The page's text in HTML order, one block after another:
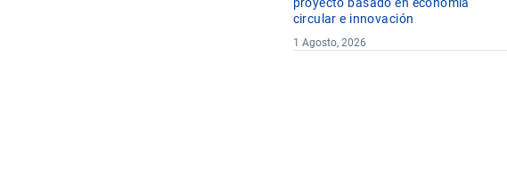
proyecto basado en economía
circular e innovación
1 Agosto, 2026